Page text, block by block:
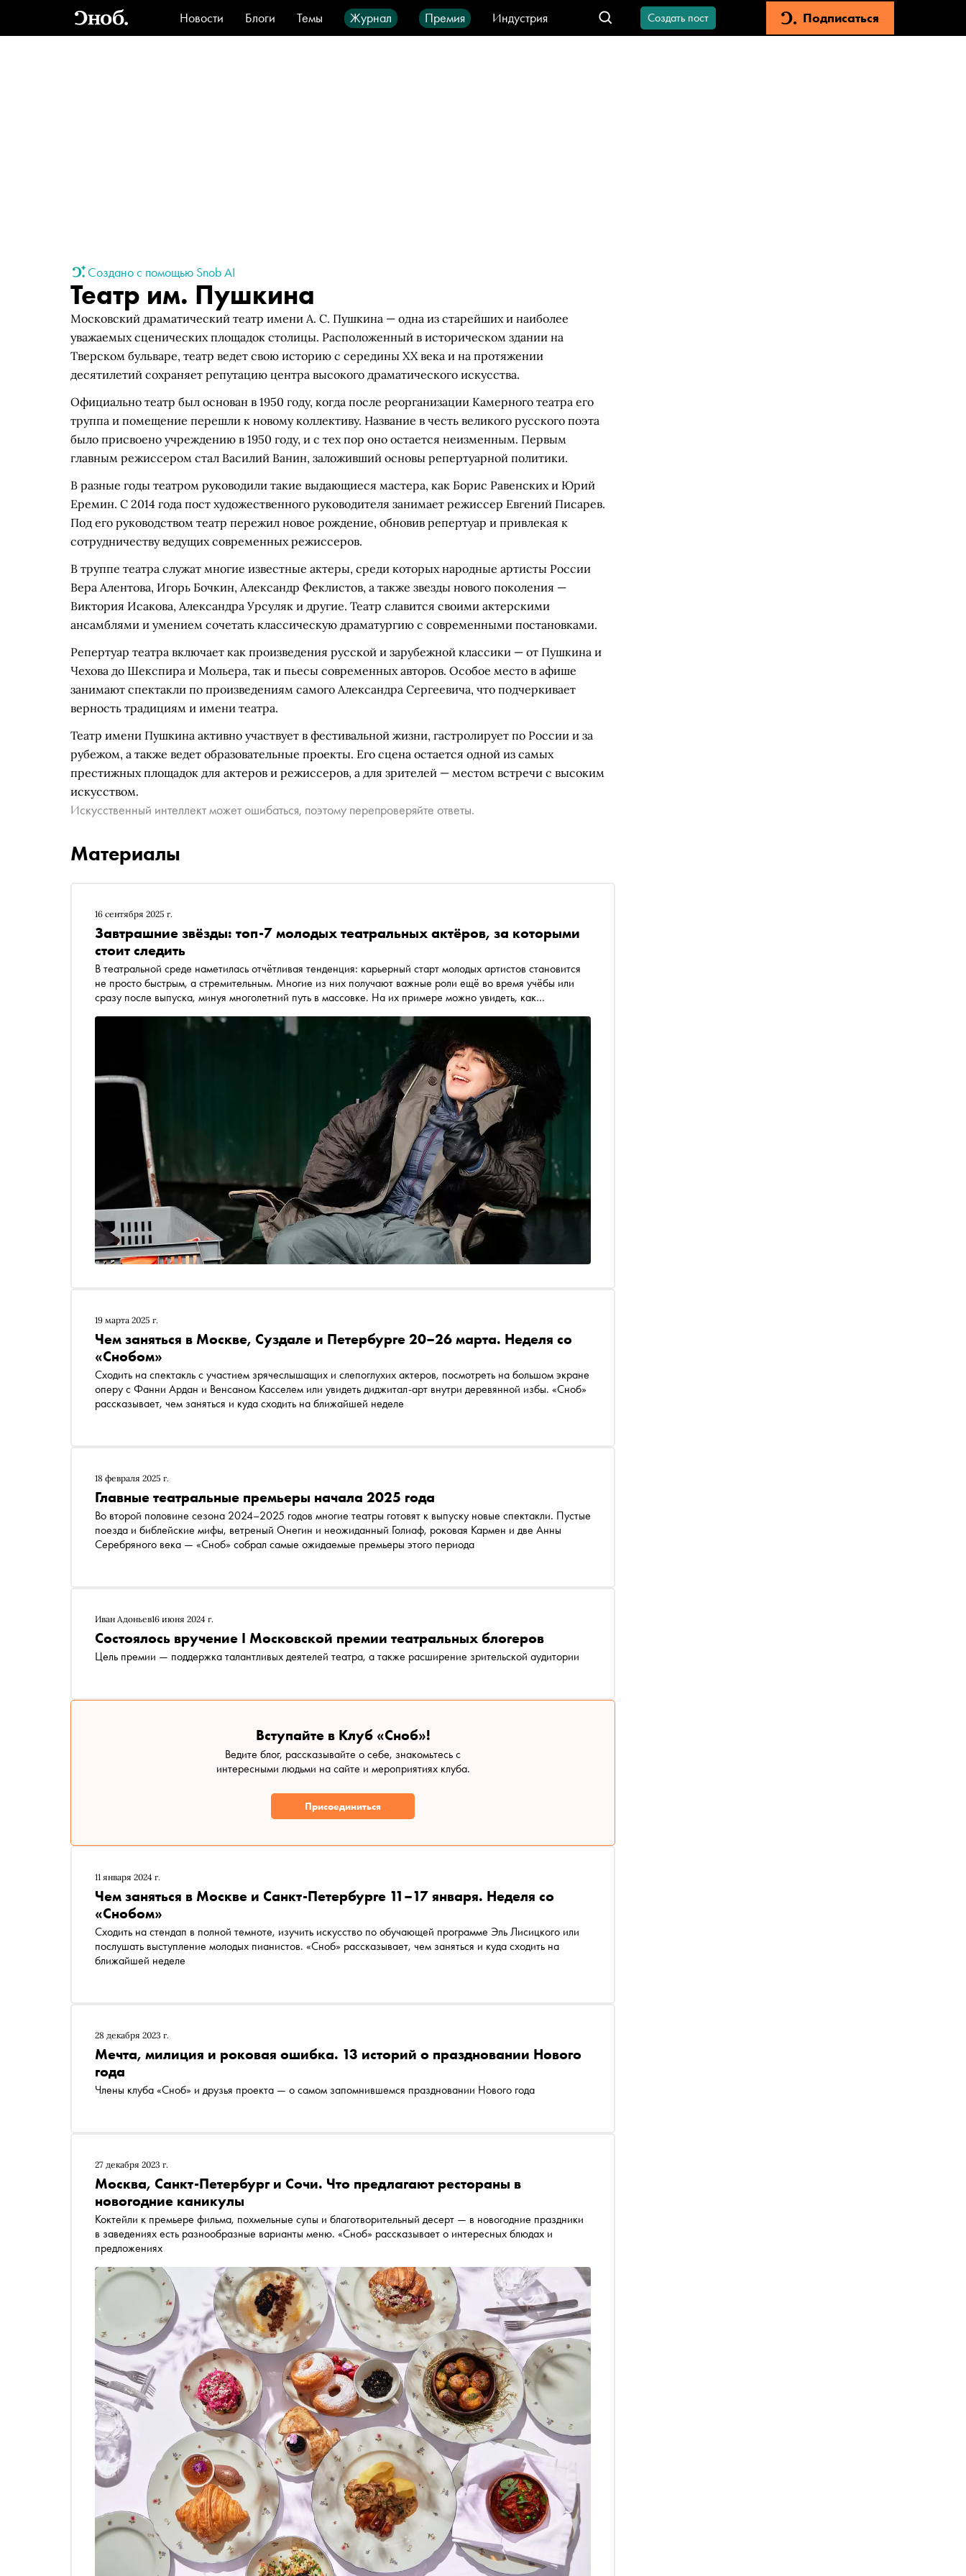
Новости Блоги Темы Журнал Премия
Индустрия
Стиль
Видео Город IT-продукты
Создать пост Подписаться
Создано с помощью Snob AI
Театр им. Пушкина
Московский драматический театр имени А. С. Пушкина — одна из старейших и наиболее
уважаемых сценических площадок столицы. Расположенный в историческом здании на
Тверском бульваре, театр ведет свою историю с середины XX века и на протяжении
десятилетий сохраняет репутацию центра высокого драматического искусства.
Официально театр был основан в 1950 году, когда после реорганизации Камерного театра его
труппа и помещение перешли к новому коллективу. Название в честь великого русского поэта
было присвоено учреждению в 1950 году, и с тех пор оно остается неизменным. Первым
главным режиссером стал Василий Ванин, заложивший основы репертуарной политики.
В разные годы театром руководили такие выдающиеся мастера, как Борис Равенских и Юрий
Еремин. С 2014 года пост художественного руководителя занимает режиссер Евгений Писарев.
Под его руководством театр пережил новое рождение, обновив репертуар и привлекая к
сотрудничеству ведущих современных режиссеров.
В труппе театра служат многие известные актеры, среди которых народные артисты России
Вера Алентова, Игорь Бочкин, Александр Феклистов, а также звезды нового поколения —
Виктория Исакова, Александра Урсуляк и другие. Театр славится своими актерскими
ансамблями и умением сочетать классическую драматургию с современными постановками.
Репертуар театра включает как произведения русской и зарубежной классики — от Пушкина и
Чехова до Шекспира и Мольера, так и пьесы современных авторов. Особое место в афише
занимают спектакли по произведениям самого Александра Сергеевича, что подчеркивает
верность традициям и имени театра.
Театр имени Пушкина активно участвует в фестивальной жизни, гастролирует по России и за
рубежом, а также ведет образовательные проекты. Его сцена остается одной из самых
престижных площадок для актеров и режиссеров, а для зрителей — местом встречи с высоким
искусством.
Искусственный интеллект может ошибаться, поэтому перепроверяйте ответы.
Материалы
16 сентября 2025 г.
Завтрашние звёзды: топ-7 молодых театральных актёров, за которыми
стоит следить
В театральной среде наметилась отчётливая тенденция: карьерный старт молодых артистов становится
не просто быстрым, а стремительным. Многие из них получают важные роли ещё во время учёбы или
сразу после выпуска, минуя многолетний путь в массовке. На их примере можно увидеть, как
стоит следить прямо сейчас
19 марта 2025 г.
Чем заняться в Москве, Суздале и Петербурге 20–26 марта. Неделя со
«Снобом»
Сходить на спектакль с участием зрячеслышащих и слепоглухих актеров, посмотреть на большом экране
оперу с Фанни Ардан и Венсаном Касселем или увидеть диджитал-арт внутри деревянной избы. «Сноб»
рассказывает, чем заняться и куда сходить на ближайшей неделе
18 февраля 2025 г.
Главные театральные премьеры начала 2025 года
Во второй половине сезона 2024–2025 годов многие театры готовят к выпуску новые спектакли. Пустые
поезда и библейские мифы, ветреный Онегин и неожиданный Голиаф, роковая Кармен и две Анны
Серебряного века — «Сноб» собрал самые ожидаемые премьеры этого периода
Иван Адоньев16 июня 2024 г.
Состоялось вручение I Московской премии театральных блогеров
Цель премии — поддержка талантливых деятелей театра, а также расширение зрительской аудитории
Вступайте в Клуб «Сноб»!
Ведите блог, рассказывайте о себе, знакомьтесь с
интересными людьми на сайте и мероприятиях клуба.
Присоединиться
11 января 2024 г.
Чем заняться в Москве и Санкт-Петербурге 11–17 января. Неделя со
«Снобом»
Сходить на стендап в полной темноте, изучить искусство по обучающей программе Эль Лисицкого или
послушать выступление молодых пианистов. «Сноб» рассказывает, чем заняться и куда сходить на
ближайшей неделе
28 декабря 2023 г.
Мечта, милиция и роковая ошибка. 13 историй о праздновании Нового
года
Члены клуба «Сноб» и друзья проекта — о самом запомнившемся праздновании Нового года
27 декабря 2023 г.
Москва, Санкт-Петербург и Сочи. Что предлагают рестораны в
новогодние каникулы
Коктейли к премьере фильма, похмельные супы и благотворительный десерт — в новогодние праздники
в заведениях есть разнообразные варианты меню. «Сноб» рассказывает о интересных блюдах и
предложениях